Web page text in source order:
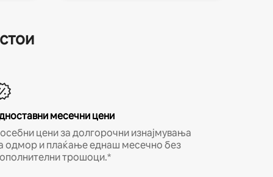
месечни цени
цени за долгорочни изнајмувања
одмор и плаќање еднаш месечно без
трошоци.*